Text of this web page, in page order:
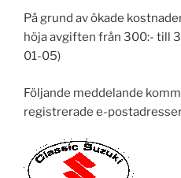
På grund av ökade
höja avgiften från 300:- till
01-05)
Följande meddelande
registrerade e-